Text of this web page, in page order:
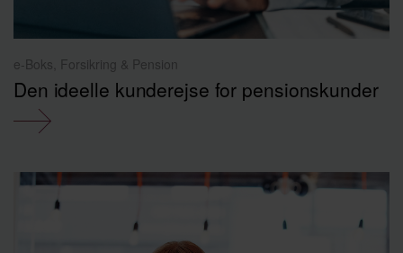
e-Boks, Forsikring & Pension
Den ideelle kunderejse for pensionskunder